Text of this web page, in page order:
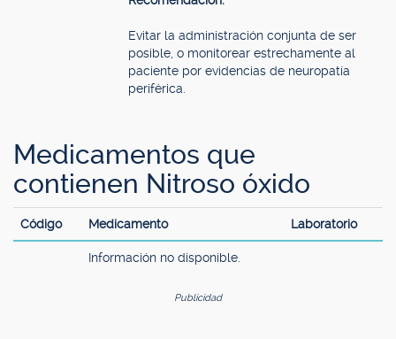
Evitar la administración conjunta de ser
posible, o monitorear estrechamente al
paciente por evidencias de neuropatía
periférica.
Medicamentos que
contienen Nitroso óxido
Código Medicamento Laboratorio
Información no disponible.
Publicidad